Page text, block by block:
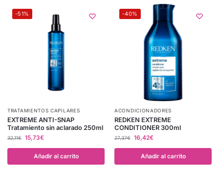
-51%
TRATAMIENTOS CAPILARES
EXTREME ANTI-SNAP
Tratamiento sin aclarado 250ml
32,11€ 15,73€
Añadir al carrito
-40%
ACONDICIONADORES
REDKEN EXTREME
CONDITIONER 300ml
27,37€ 16,42€
Añadir al carrito